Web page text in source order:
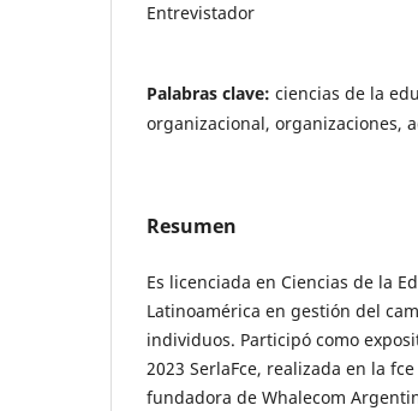
Entrevistador
Palabras clave: ciencias de la
organizacional, organizaciones,
Resumen
Es licenciada en Ciencias de la
Latinoamérica en gestión del
individuos. Participó como
2023 SerlaFce, realizada en la
fundadora de Whalecom